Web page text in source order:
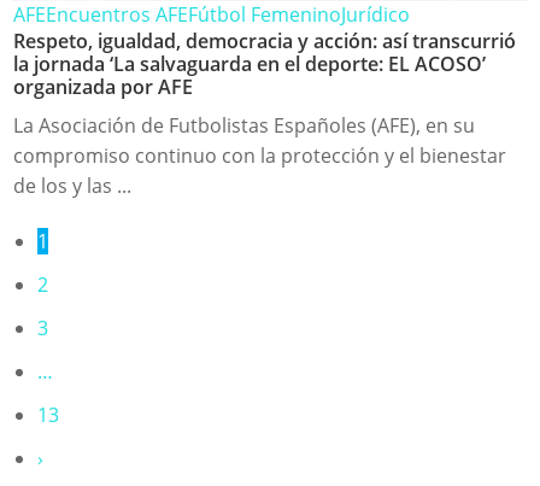
AFEEncuentros AFEFútbol FemeninoJurídico
Respeto, igualdad, democracia y acción: así transcurrió
la jornada ‘La salvaguarda en el deporte: EL ACOSO’
organizada por AFE
La Asociación de Futbolistas Españoles (AFE), en su
compromiso continuo con la protección y el bienestar
de los y las ...
1
2
3
…
13
›